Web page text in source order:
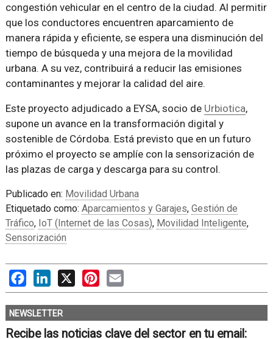
congestión vehicular en el centro de la ciudad. Al permitir
que los conductores encuentren aparcamiento de
manera rápida y eficiente, se espera una disminución del
tiempo de búsqueda y una mejora de la movilidad
urbana. A su vez, contribuirá a reducir las emisiones
contaminantes y mejorar la calidad del aire.
Este proyecto adjudicado a EYSA, socio de Urbiotica,
supone un avance en la transformación digital y
sostenible de Córdoba. Está previsto que en un futuro
próximo el proyecto se amplíe con la sensorización de
las plazas de carga y descarga para su control.
Publicado en: Movilidad Urbana
Etiquetado como: Aparcamientos y Garajes, Gestión de
Tráfico, IoT (Internet de las Cosas), Movilidad Inteligente,
Sensorización
FacebookLinkedIn
X PinterestEmail
NEWSLETTER
Recibe las noticias clave del sector en tu email: